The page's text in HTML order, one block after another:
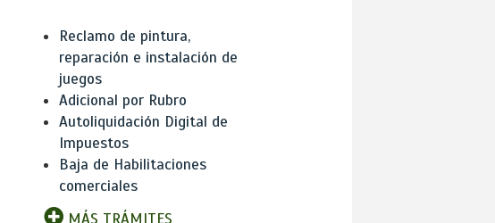
Reclamo de pintura,
reparación e instalación de
juegos
Adicional por Rubro
Autoliquidación Digital de
Impuestos
Baja de Habilitaciones
comerciales
MÁS TRÁMITES